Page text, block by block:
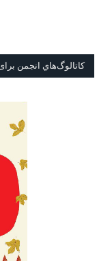
كاتالوگ‌هاي انجمن برای